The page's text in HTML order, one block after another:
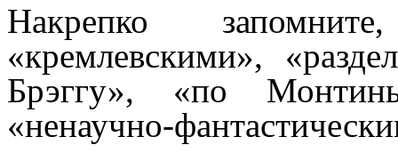
Накрепко
«кремлевскими»,
Брэггу», «по
«ненаучно-